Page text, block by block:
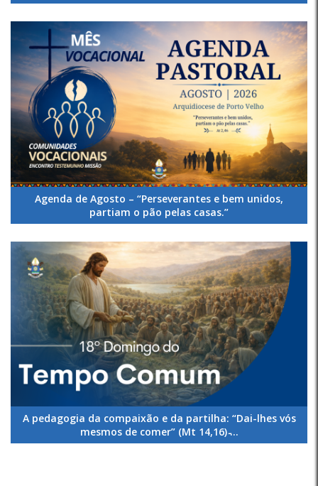
Agenda de Agosto – “Perseverantes e bem unidos,
partiam o pão pelas casas.”
A pedagogia da compaixão e da partilha: “Dai-lhes vós
mesmos de comer” (Mt 14,16) ̵...